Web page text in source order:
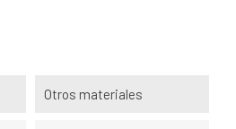
Otros materiales